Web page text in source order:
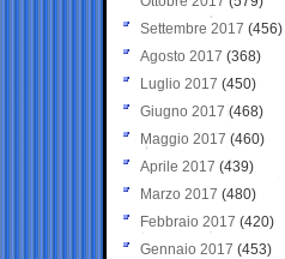
Settembre 2017 (456)
Agosto 2017 (368)
Luglio 2017 (450)
Giugno 2017 (468)
Maggio 2017 (460)
Aprile 2017 (439)
Marzo 2017 (480)
Febbraio 2017 (420)
Gennaio 2017 (453)